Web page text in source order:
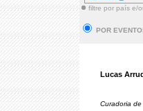
filtre por país e/
POR
Lucas
Curadoria